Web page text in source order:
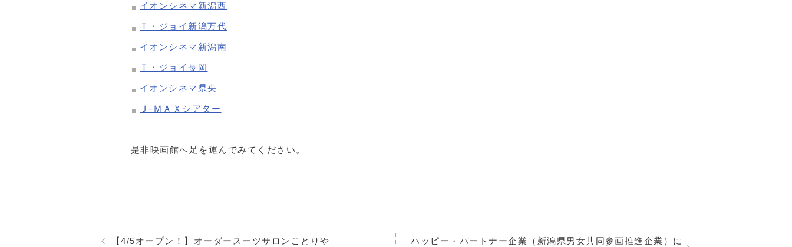
イオンシネマ新潟西
Ｔ・ジョイ新潟万代
イオンシネマ新潟南
Ｔ・ジョイ長岡
イオンシネマ県央
Ｊ-ＭＡＸシアター
是非映画館へ足を運んでみてください。
【4/5オープン！】オーダースーツサロンことりや
ハッピー・パートナー企業（新潟県男女共同参画推進企業）に